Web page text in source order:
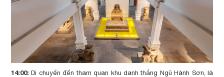
14:00: Di chuyển đến tham quan khu danh thắng Ngũ Hành Sơn, là